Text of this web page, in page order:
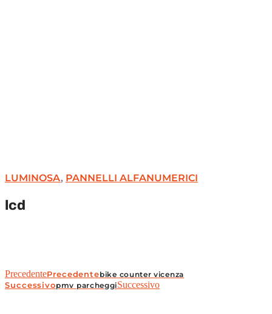
LUMINOSA, PANNELLI ALFANUMERICI
lcd
PrecedentePrecedentebike counter vicenza
Successivopmv parcheggiSuccessivo